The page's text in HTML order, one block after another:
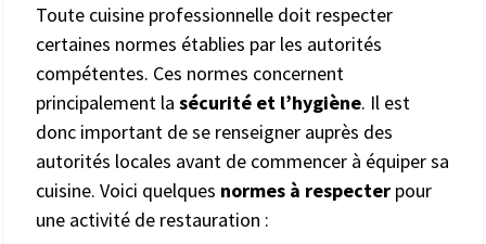
Toute cuisine professionnelle doit respecter
certaines normes établies par les autorités
compétentes. Ces normes concernent
principalement la sécurité et l’hygiène. Il est
donc important de se renseigner auprès des
autorités locales avant de commencer à équiper sa
cuisine. Voici quelques normes à respecter pour
une activité de restauration :